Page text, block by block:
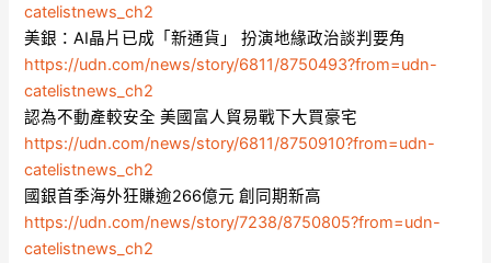
catelistnews_ch2
美銀：AI晶片已成「新通貨」 扮演地緣政治談判要角
https://udn.com/news/story/6811/8750493?from=udn-
catelistnews_ch2
認為不動產較安全 美國富人貿易戰下大買豪宅
https://udn.com/news/story/6811/8750910?from=udn-
catelistnews_ch2
國銀首季海外狂賺逾266億元 創同期新高
https://udn.com/news/story/7238/8750805?from=udn-
catelistnews_ch2